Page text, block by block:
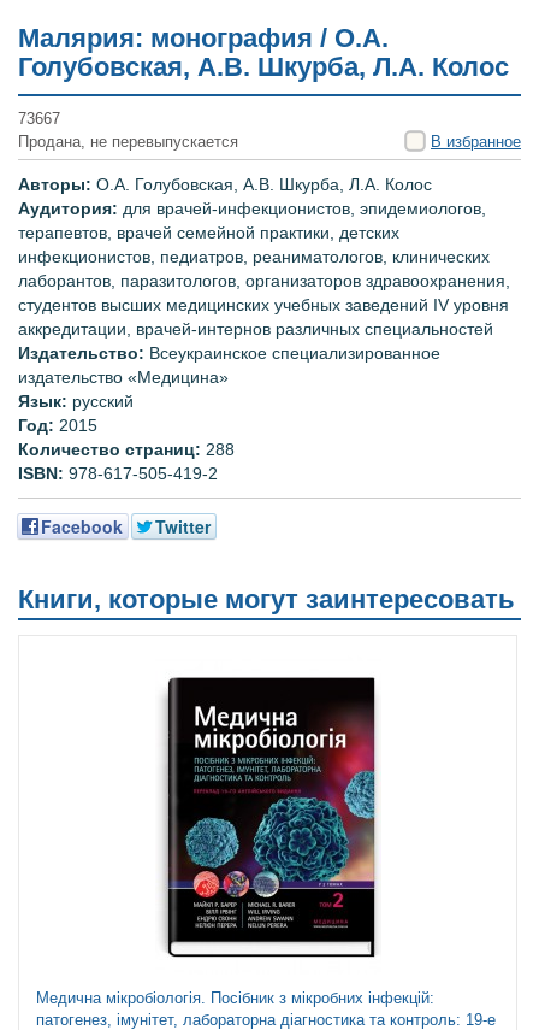
Малярия: монография / О.А.
Голубовская, А.В. Шкурба, Л.А. Колос
73667
Продана, не перевыпускается
В избранное
Авторы: О.А. Голубовская, А.В. Шкурба, Л.А. Колос
Аудитория: для врачей-инфекционистов, эпидемиологов,
терапевтов, врачей семейной практики, детских
инфекционистов, педиатров, реаниматологов, клинических
лаборантов, паразитологов, организаторов здравоохранения,
студентов высших медицинских учебных заведений IV уровня
аккредитации, врачей-интернов различных специальностей
Издательство: Всеукраинское специализированное
издательство «Медицина»
Язык: русский
Год: 2015
Количество страниц: 288
ISBN: 978-617-505-419-2
Facebook Twitter
Книги, которые могут заинтересовать
Медична мікробіологія. Посібник з мікробних інфекцій:
патогенез, імунітет, лабораторна діагностика та контроль: 19-е